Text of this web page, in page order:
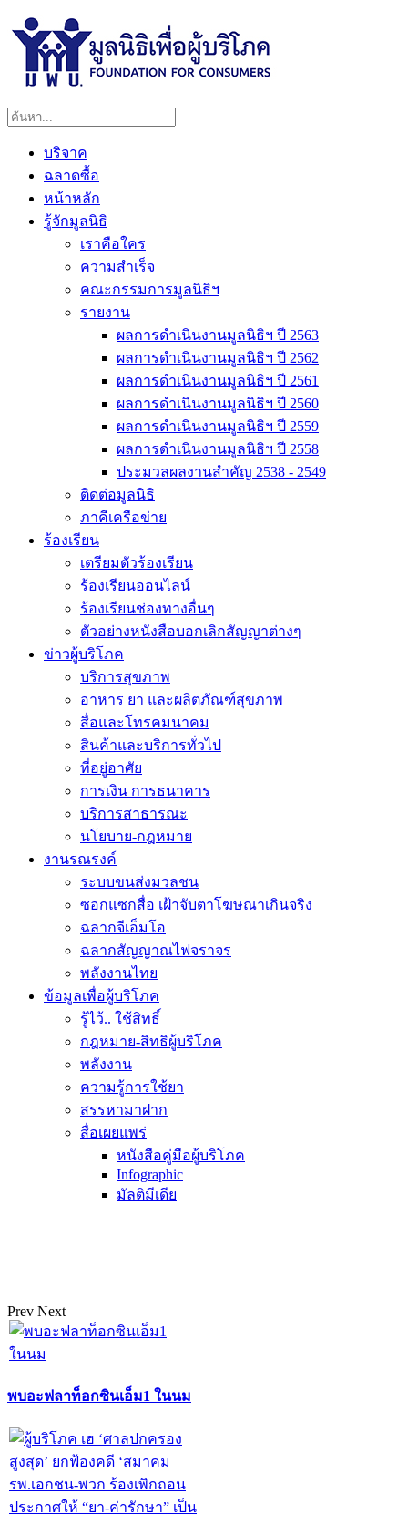
บริจาค
ฉลาดซื้อ
หน้าหลัก
รู้จักมูลนิธิ
เราคือใคร
ความสำเร็จ
คณะกรรมการมูลนิธิฯ
รายงาน
ผลการดำเนินงานมูลนิธิฯ ปี 2563
ผลการดำเนินงานมูลนิธิฯ ปี 2562
ผลการดำเนินงานมูลนิธิฯ ปี 2561
ผลการดำเนินงานมูลนิธิฯ ปี 2560
ผลการดำเนินงานมูลนิธิฯ ปี 2559
ผลการดำเนินงานมูลนิธิฯ ปี 2558
ประมวลผลงานสำคัญ 2538 - 2549
ติดต่อมูลนิธิ
ภาคีเครือข่าย
ร้องเรียน
เตรียมตัวร้องเรียน
ร้องเรียนออนไลน์
ร้องเรียนช่องทางอื่นๆ
ตัวอย่างหนังสือบอกเลิกสัญญาต่างๆ
ข่าวผู้บริโภค
บริการสุขภาพ
อาหาร ยา และผลิตภัณฑ์สุขภาพ
สื่อและโทรคมนาคม
สินค้าและบริการทั่วไป
ที่อยู่อาศัย
การเงิน การธนาคาร
บริการสาธารณะ
นโยบาย-กฎหมาย
งานรณรงค์
ระบบขนส่งมวลชน
ซอกแซกสื่อ เฝ้าจับตาโฆษณาเกินจริง
ฉลากจีเอ็มโอ
ฉลากสัญญาณไฟจราจร
พลังงานไทย
ข้อมูลเพื่อผู้บริโภค
รู้ไว้.. ใช้สิทธิ์
กฎหมาย-สิทธิผู้บริโภค
พลังงาน
ความรู้การใช้ยา
สรรหามาฝาก
สื่อเผยแพร่
หนังสือคู่มือผู้บริโภค
Infographic
มัลติมีเดีย
Prev Next
พบอะฟลาท็อกซินเอ็ม1 ในนม